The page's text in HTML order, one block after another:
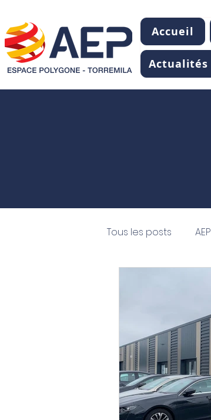
Accueil
Actualités
Tous les posts AEP